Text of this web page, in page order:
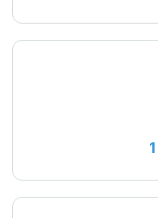
1